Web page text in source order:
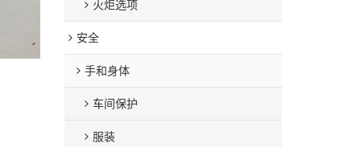
火炬选项
安全
手和身体
车间保护
服装